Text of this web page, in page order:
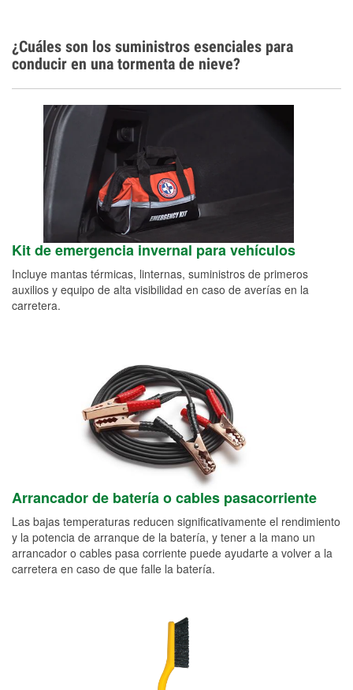
¿Cuáles son los suministros esenciales para
conducir en una tormenta de nieve?
Kit de emergencia invernal para vehículos
Incluye mantas térmicas, linternas, suministros de primeros
auxilios y equipo de alta visibilidad en caso de averías en la
carretera.
Arrancador de batería o cables pasacorriente
Las bajas temperaturas reducen significativamente el rendimiento
y la potencia de arranque de la batería, y tener a la mano un
arrancador o cables pasa corriente puede ayudarte a volver a la
carretera en caso de que falle la batería.